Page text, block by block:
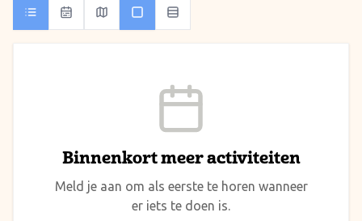
Binnenkort meer activiteiten
Meld je aan om als eerste te horen wanneer
er iets te doen is.